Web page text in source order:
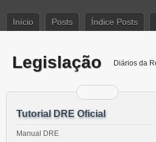
Início Posts Índice Posts
Legislação Diários da
Tutorial DRE Oficial
Manual DRE